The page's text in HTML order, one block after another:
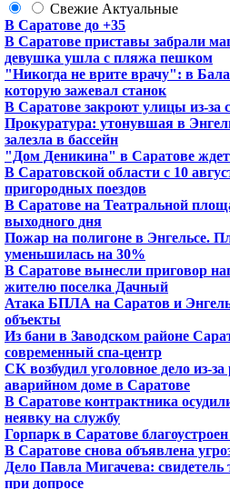
Свежие Актуальные
В Саратове до +35
В Саратове приставы забрали
девушка ушла с пляжа пешком
"Никогда не врите врачу": в
которую зажевал станок
В Саратове закроют улицы из-за
Прокуратура: утонувшая в
залезла в бассейн
"Дом Деникина" в Саратове ждет
В Саратовской области с 10
пригородных поездов
В Саратове на Театральной
выходного дня
Пожар на полигоне в Энгельсе.
уменьшилась на 30%
В Саратове вынесли приговор
жителю поселка Дачный
Атака БПЛА на Саратов и
объекты
Из бани в Заводском районе
современный спа-центр
СК возбудил уголовное дело из-
аварийном доме в Саратове
В Саратове контрактника
неявку на службу
Горпарк в Саратове
В Саратове снова объявлена
Дело Павла Мигачева:
при допросе